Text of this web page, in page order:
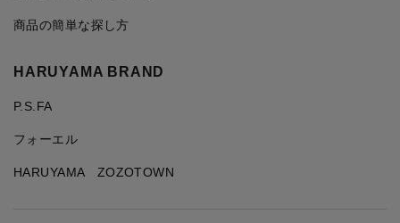
商品の簡単な探し方
HARUYAMA BRAND
P.S.FA
フォーエル
HARUYAMA ZOZOTOWN